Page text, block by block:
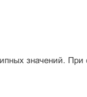
значений.